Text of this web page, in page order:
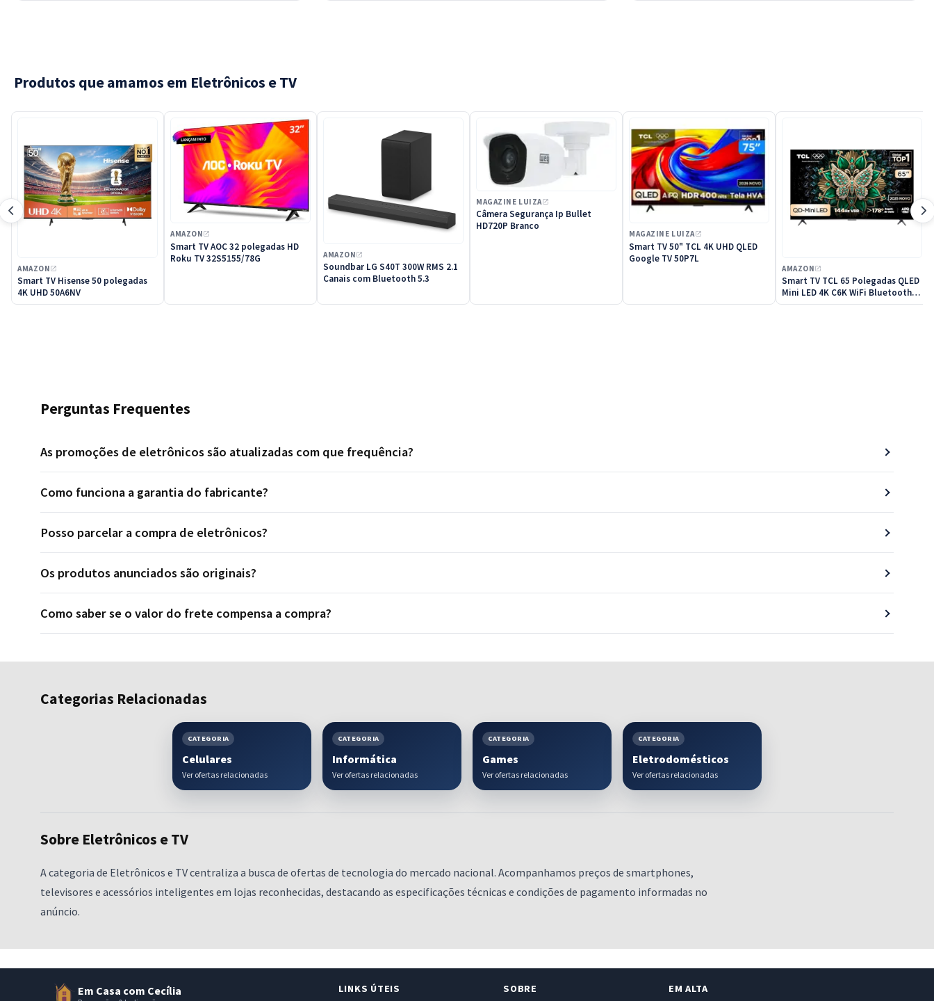
Produtos que amamos em Eletrônicos e TV
AMAZON
Smart TV Hisense 50 polegadas
4K UHD 50A6NV
AMAZON
Smart TV AOC 32 polegadas HD
Roku TV 32S5155/78G
AMAZON
Soundbar LG S40T 300W RMS 2.1
Canais com Bluetooth 5.3
MAGAZINE LUIZA
Câmera Segurança Ip Bullet
HD720P Branco
MAGAZINE LUIZA
Smart TV 50" TCL 4K UHD QLED
Google TV 50P7L
AMAZON
Smart TV TCL 65 Polegadas QLED
Mini LED 4K C6K WiFi Bluetooth
Google TV 4 HDMI 144Hz HDR10+
Perguntas Frequentes
As promoções de eletrônicos são atualizadas com que frequência?
Como funciona a garantia do fabricante?
Posso parcelar a compra de eletrônicos?
Os produtos anunciados são originais?
Como saber se o valor do frete compensa a compra?
Categorias Relacionadas
CATEGORIA
Celulares
Ver ofertas relacionadas
CATEGORIA
Informática
Ver ofertas relacionadas
CATEGORIA
Games
Ver ofertas relacionadas
CATEGORIA
Eletrodomésticos
Ver ofertas relacionadas
Sobre Eletrônicos e TV
A categoria de Eletrônicos e TV centraliza a busca de ofertas de tecnologia do mercado nacional. Acompanhamos preços de smartphones,
televisores e acessórios inteligentes em lojas reconhecidas, destacando as especificações técnicas e condições de pagamento informadas no
anúncio.
Em Casa com Cecília LINKS ÚTEIS SOBRE EM ALTA